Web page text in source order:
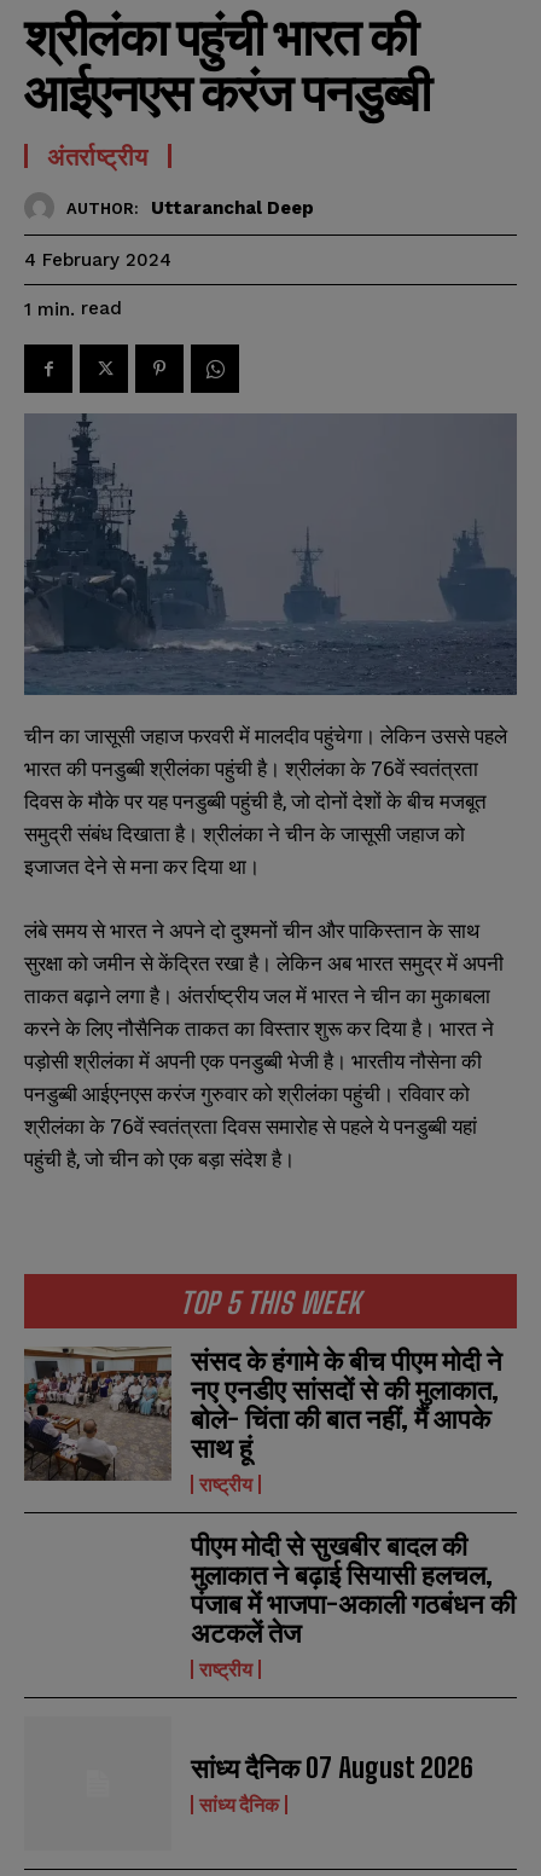
*
*
TOP 5 THIS WEEK
संसद के हंगामे के बीच पीएम मोदी ने
नए एनडीए सांसदों से की मुलाकात,
बोले- चिंता की बात नहीं, मैं आपके
साथ हूं
राष्ट्रीय
पीएम मोदी से सुखबीर बादल की
मुलाकात ने बढ़ाई सियासी हलचल,
पंजाब में भाजपा-अकाली गठबंधन की
अटकलें तेज
राष्ट्रीय
सांध्य दैनिक 07 August 2026
सांध्य दैनिक
श्रीलंका पहुंची भारत की
आईएनएस करंज पनडुब्बी
अंतर्राष्ट्रीय
AUTHOR: Uttaranchal Deep
4 February 2024
1 min. read
चीन का जासूसी जहाज फरवरी में मालदीव पहुंचेगा। लेकिन उससे पहले
भारत की पनडुब्बी श्रीलंका पहुंची है। श्रीलंका के 76वें स्वतंत्रता
दिवस के मौके पर यह पनडुब्बी पहुंची है, जो दोनों देशों के बीच मजबूत
समुद्री संबंध दिखाता है। श्रीलंका ने चीन के जासूसी जहाज को
इजाजत देने से मना कर दिया था।
लंबे समय से भारत ने अपने दो दुश्मनों चीन और पाकिस्तान के साथ
सुरक्षा को जमीन से केंद्रित रखा है। लेकिन अब भारत समुद्र में अपनी
ताकत बढ़ाने लगा है। अंतर्राष्ट्रीय जल में भारत ने चीन का मुकाबला
करने के लिए नौसैनिक ताकत का विस्तार शुरू कर दिया है। भारत ने
पड़ोसी श्रीलंका में अपनी एक पनडुब्बी भेजी है। भारतीय नौसेना की
पनडुब्बी आईएनएस करंज गुरुवार को श्रीलंका पहुंची। रविवार को
श्रीलंका के 76वें स्वतंत्रता दिवस समारोह से पहले ये पनडुब्बी यहां
पहुंची है, जो चीन को एक बड़ा संदेश है।